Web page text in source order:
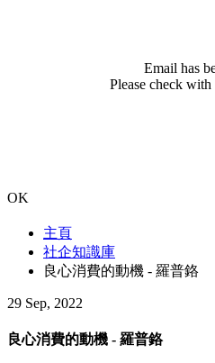
Email has
Please check
OK
主頁
社企知識庫
良心消費的動機 - 羅普鉻
29 Sep, 2022
良心消費的動機 - 羅普鉻